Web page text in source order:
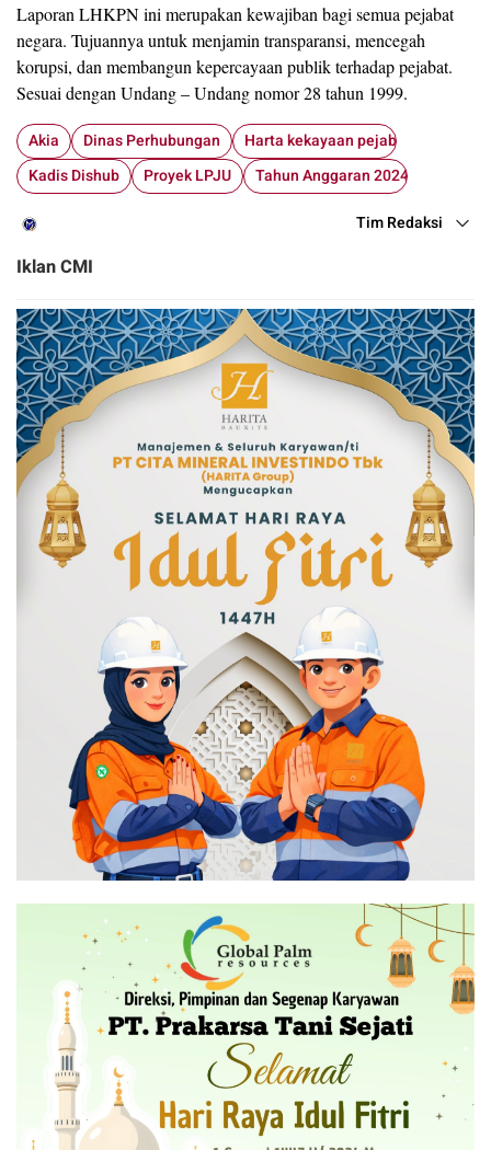
Laporan LHKPN ini merupakan kewajiban bagi semua pejabat
negara. Tujuannya untuk menjamin transparansi, mencegah
korupsi, dan membangun kepercayaan publik terhadap pejabat.
Sesuai dengan Undang – Undang nomor 28 tahun 1999.
Akia Dinas Perhubungan
Harta kekayaan pejabat
Kadis Dishub
Proyek LPJU Tahun Anggaran 2024
Tim Redaksi
Iklan CMI